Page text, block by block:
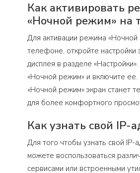
Как активировать
«Ночной режим» на
Для активации режима «Ночной
телефоне, откройте настройки
дисплея в разделе
«Ночной режим» и включите
«Ночной режим» экран станет
для более комфортного
Как узнать свой IP-
Для того чтобы узнать свой IP-
можете воспользоваться
сервисами или встроенными